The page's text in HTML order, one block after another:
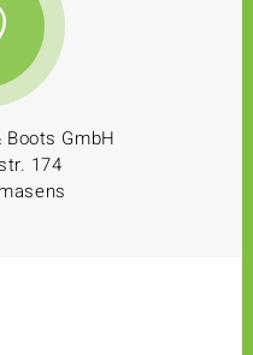
Boots GmbH
174